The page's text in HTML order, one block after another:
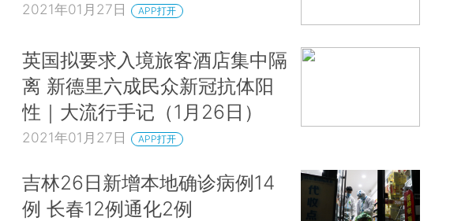
2021年01月27日 APP打开
英国拟要求入境旅客酒店集中隔
离 新德里六成民众新冠抗体阳
性｜大流行手记（1月26日）
2021年01月27日 APP打开
吉林26日新增本地确诊病例14
例 长春12例通化2例